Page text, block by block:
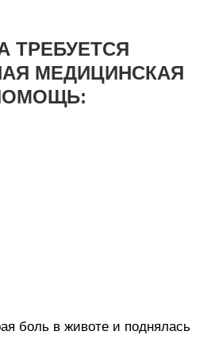
ТРЕБУЕТСЯ
МЕДИЦИНСКАЯ
боль в животе и поднялась